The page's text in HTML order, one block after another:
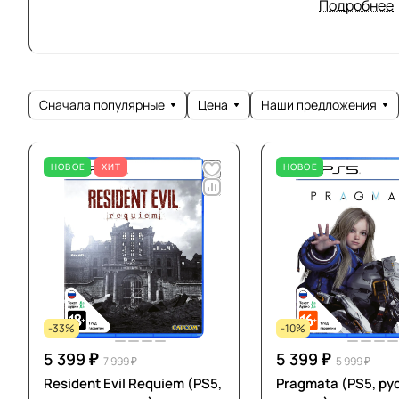
Capcom
от Team 17
Подробнее
Сначала популярные Цена Наши предложения
НОВОЕ ХИТ
-33%
5 399 ₽ 7 999 ₽
Resident Evil Requiem (PS5,
НОВОЕ
-10%
5 399 ₽ 5 999 ₽
Pragmata (PS5,